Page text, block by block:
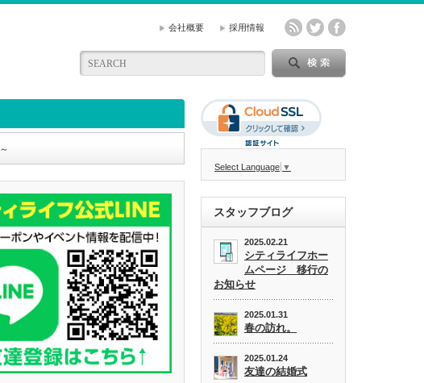
会社概要 採用情報
Select Language ▼
スタッフブログ
2025.02.21
シティライフホー
ムページ 移行の
お知らせ
2025.01.31
春の訪れ。
2025.01.24
友達の結婚式